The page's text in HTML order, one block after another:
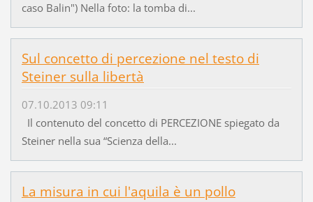
caso Balin") Nella foto: la tomba di...
Sul concetto di percezione nel testo di
Steiner sulla libertà
07.10.2013 09:11
Il contenuto del concetto di PERCEZIONE spiegato da
Steiner nella sua “Scienza della...
La misura in cui l'aquila è un pollo